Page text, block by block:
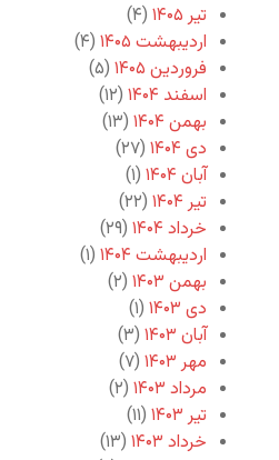
تیر ۱۴۰۵
(۴)
اردیبهشت ۱۴۰۵
(۴)
فروردین ۱۴۰۵
(۵)
اسفند ۱۴۰۴
(۱۲)
بهمن ۱۴۰۴
(۱۳)
دی ۱۴۰۴
(۲۷)
آبان ۱۴۰۴
(۱)
تیر ۱۴۰۴
(۲۲)
خرداد ۱۴۰۴
(۲۹)
اردیبهشت ۱۴۰۴
(۱)
بهمن ۱۴۰۳
(۲)
دی ۱۴۰۳
(۱)
آبان ۱۴۰۳
(۳)
مهر ۱۴۰۳
(۷)
مرداد ۱۴۰۳
(۲)
تیر ۱۴۰۳
(۱۱)
خرداد ۱۴۰۳
(۱۳)